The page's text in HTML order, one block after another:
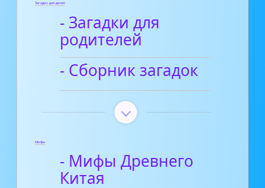
Загадки для детей
- Загадки для
родителей
- Сборник загадок
Мифы
- Мифы Древнего
Китая